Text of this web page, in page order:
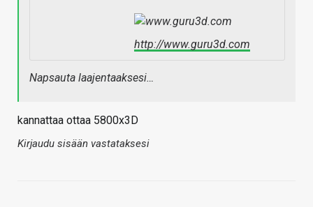
http://www.guru3d.com
Napsauta laajentaaksesi…
kannattaa ottaa 5800x3D
Kirjaudu sisään vastataksesi